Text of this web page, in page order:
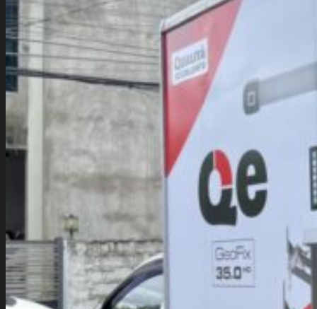
สติ๊กเกอร์ซีทรู
สติ๊กเกอร์ติดรถยนต์
พิมพ์สติ๊กเกอร์ PVC
สติ๊กเกอร์ติดกระจก
สติ๊กเกอร์สูญญากาศ
งานพิมพ์แนะนำ
สติ๊กเกอร์ติดพื้น
สติ๊กเกอร์สะท้อนแสง
สติ๊กเกอร์ติดกระจกฝ้า
โรงพิมพ์ฉลากสินค้า
พิมพ์สติ๊กเกอร์นูน
สติ๊กเกอร์สปอตยูวี
สติ๊กเกอร์ไดคัท 100%
ผลงานอื่นๆ
พิมพ์สติ๊กเกอร์